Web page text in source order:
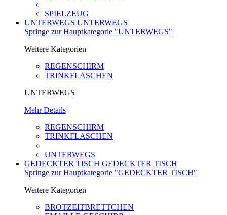
SPIELZEUG
UNTERWEGS UNTERWEGS
Springe zur Hauptkategorie "UNTERWEGS"
Weitere Kategorien
REGENSCHIRM
TRINKFLASCHEN
UNTERWEGS
Mehr Details
REGENSCHIRM
TRINKFLASCHEN
UNTERWEGS
GEDECKTER TISCH GEDECKTER TISCH
Springe zur Hauptkategorie "GEDECKTER TISCH"
Weitere Kategorien
BROTZEITBRETTCHEN